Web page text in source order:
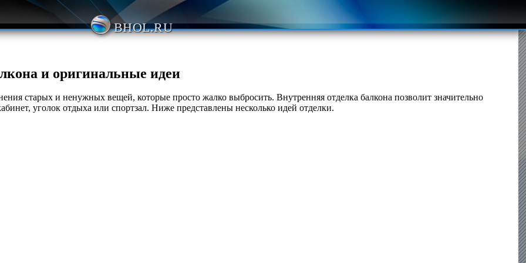
BHOL.RU
и оригинальные идеи
старых и ненужных вещей, которые просто жалко выбросить. Внутренняя отделка балкона позволит значительно
уголок отдыха или спортзал. Ниже представлены несколько идей отделки.